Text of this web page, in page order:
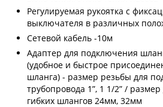
Регулируемая рукоятка с
выключателя в различных
Сетевой кабель -10м
Адаптер для подключения
(удобное и быстрое
шланга) - размер резьбы для
трубопровода 1”, 1 1/2” /
гибких шлангов 24мм, 32мм